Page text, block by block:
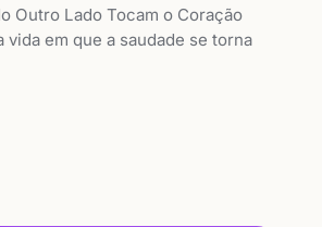
Outro Lado Tocam o Coração
vida em que a saudade se torna